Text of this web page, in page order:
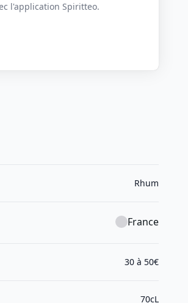
l'application Spiritteo.
Rhum
France
30 à 50€
70cL